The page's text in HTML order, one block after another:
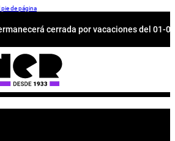
pie de página
cerrada por vacaciones del 01-